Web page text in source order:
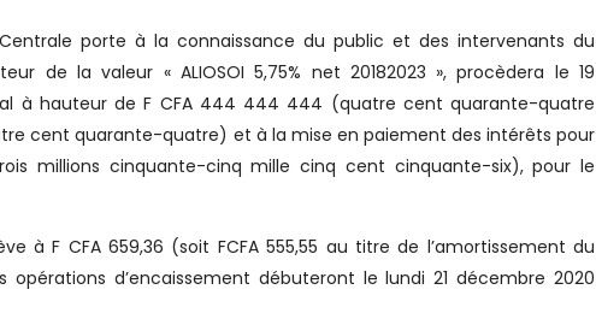
Centrale porte à la connaissance du public et des intervenants du
de la valeur « ALIOSOI 5,75% net 20182023 », procèdera le 19
à hauteur de F CFA 444 444 444 (quatre cent quarante-quatre
cent quarante-quatre) et à la mise en paiement des intérêts pour
millions cinquante-cinq mille cinq cent cinquante-six), pour le
à F CFA 659,36 (soit FCFA 555,55 au titre de l’amortissement du
opérations d’encaissement débuteront le lundi 21 décembre 2020